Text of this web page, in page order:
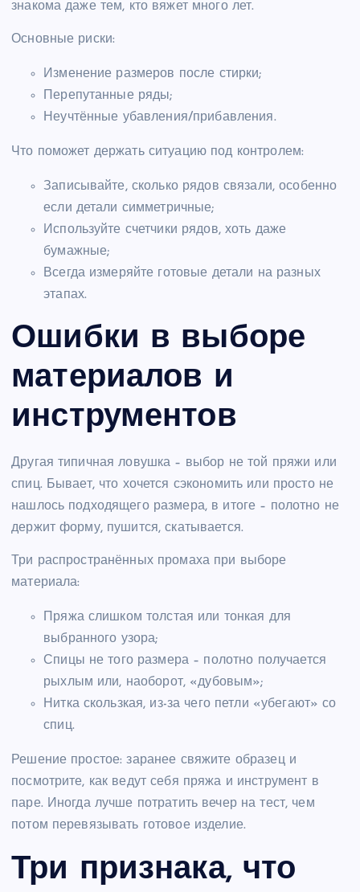
знакома даже тем, кто вяжет много лет.
Основные риски:
Изменение размеров после стирки;
Перепутанные ряды;
Неучтённые убавления/прибавления.
Что поможет держать ситуацию под контролем:
Записывайте, сколько рядов связали, особенно
если детали симметричные;
Используйте счетчики рядов, хоть даже
бумажные;
Всегда измеряйте готовые детали на разных
этапах.
Ошибки в выборе
материалов и
инструментов
Другая типичная ловушка – выбор не той пряжи или
спиц. Бывает, что хочется сэкономить или просто не
нашлось подходящего размера, в итоге – полотно не
держит форму, пушится, скатывается.
Три распространённых промаха при выборе
материала:
Пряжа слишком толстая или тонкая для
выбранного узора;
Спицы не того размера – полотно получается
рыхлым или, наоборот, «дубовым»;
Нитка скользкая, из-за чего петли «убегают» со
спиц.
Решение простое: заранее свяжите образец и
посмотрите, как ведут себя пряжа и инструмент в
паре. Иногда лучше потратить вечер на тест, чем
потом перевязывать готовое изделие.
Три признака, что